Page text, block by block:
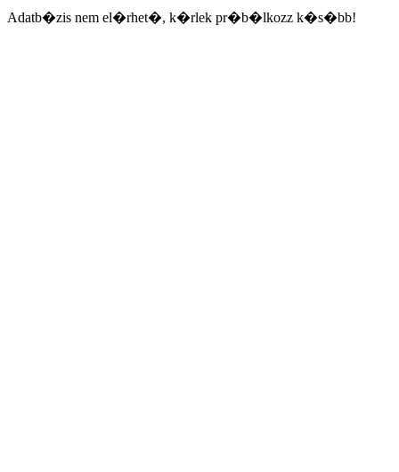
Adatb�zis nem el�rhet�, k�rlek pr�b�lkozz k�s�bb!